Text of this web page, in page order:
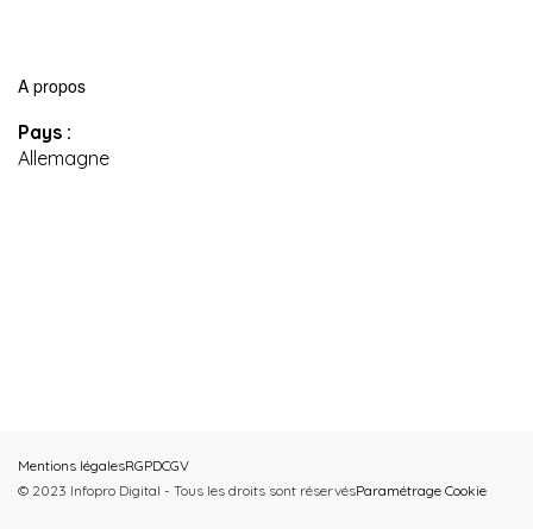
A propos
Pays :
Allemagne
Mentions légalesRGPDCGV
© 2023 Infopro Digital - Tous les droits sont réservésParamétrage Cookie